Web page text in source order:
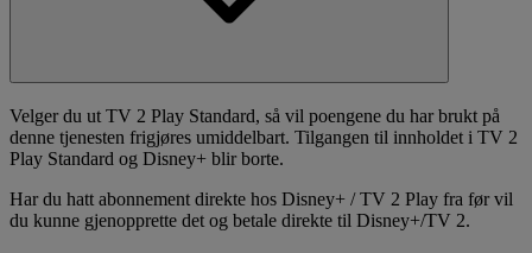
Velger du ut TV 2 Play Standard, så vil poengene du har brukt på
denne tjenesten frigjøres umiddelbart. Tilgangen til innholdet i TV 2
Play Standard og Disney+ blir borte.
Har du hatt abonnement direkte hos Disney+ / TV 2 Play fra før vil
du kunne gjenopprette det og betale direkte til Disney+/TV 2.